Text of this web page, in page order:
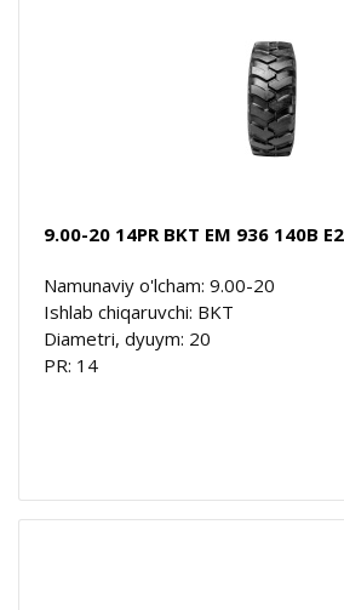
9.00-20 14PR BKT EM 936 140B
Namunaviy o'lcham: 9.00-20
Ishlab chiqaruvchi: BKT
Diametri, dyuym: 20
PR: 14